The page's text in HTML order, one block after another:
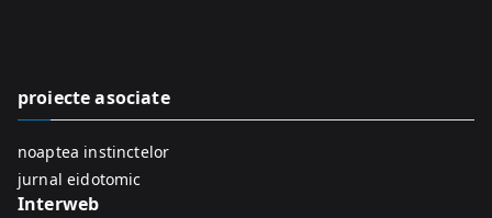
o
proiecte asociate
noaptea instinctelor
jurnal eidotomic
Interweb